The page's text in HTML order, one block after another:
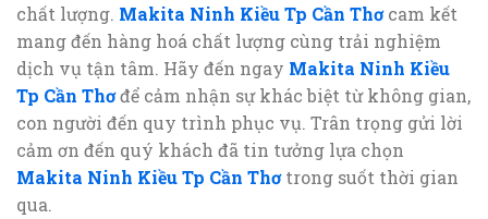
chất lượng. Makita Ninh Kiều Tp Cần Thơcam kết
mang đến hàng hoá chất lượng cùng trải nghiệm
dịch vụ tận tâm. Hãy đến ngay Makita Ninh Kiều
Tp Cần Thơđể cảm nhận sự khác biệt từ không gian,
con người đến quy trình phục vụ. Trân trọng gửi lời
cảm ơn đến quý khách đã tin tưởng lựa chọn
Makita Ninh Kiều Tp Cần Thơtrong suốt thời gian
qua.